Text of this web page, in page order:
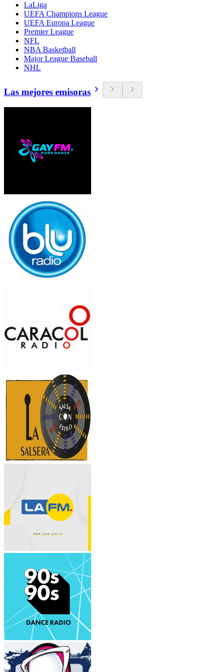
LaLiga
UEFA Champions League
UEFA Europa League
Premier League
NFL
NBA Basketball
Major League Baseball
NHL
Las mejores emisoras